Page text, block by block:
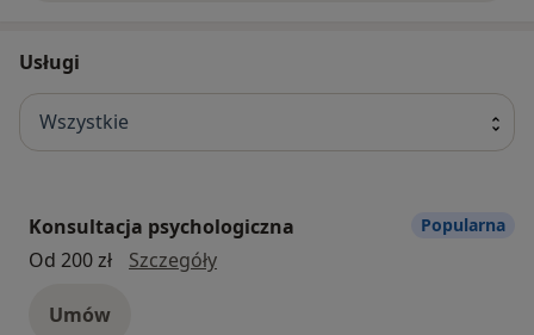
Usługi
Wszystkie
Konsultacja psychologiczna
Od 200 zł
SzczegółyKonsultacja psychologiczna
Umów
Popularna